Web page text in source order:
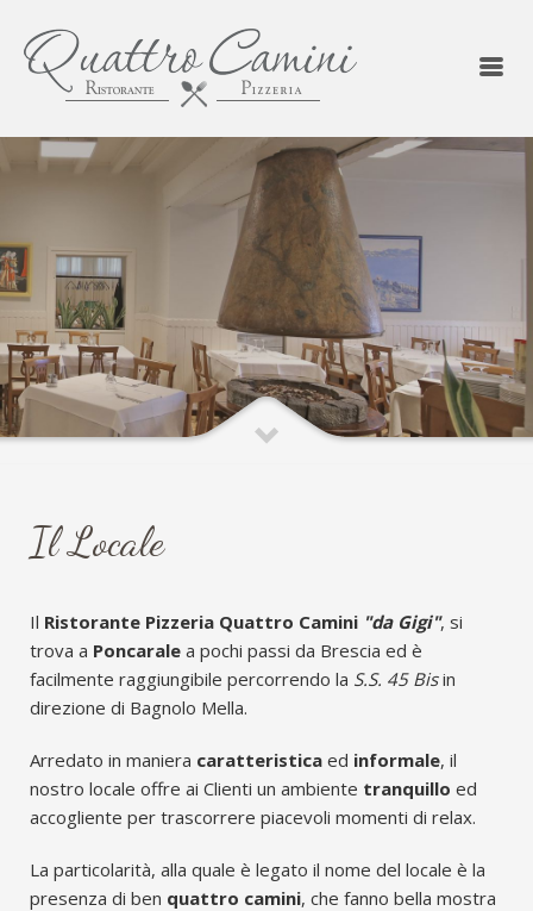
Il Locale
Il Ristorante Pizzeria Quattro Camini "da Gigi", si
trova a Poncarale a pochi passi da Brescia ed è
facilmente raggiungibile percorrendo la S.S. 45 Bisin
direzione di Bagnolo Mella.
Arredato in maniera caratteristica ed informale, il
nostro locale offre ai Clienti un ambiente tranquillo ed
accogliente per trascorrere piacevoli momenti di relax.
La particolarità, alla quale è legato il nome del locale è la
presenza di ben quattro camini, che fanno bella mostra